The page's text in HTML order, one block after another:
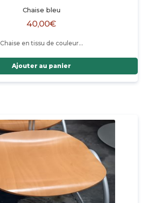
Chaise bleu
40,00€
Chaise en tissu de couleur…
Ajouter au panier